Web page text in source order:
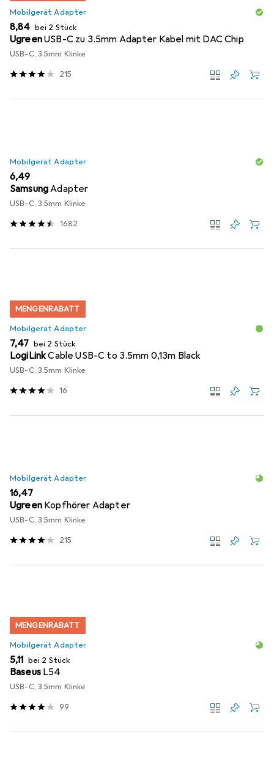
Mobilgerät Adapter
EUR
8,84 bei 2 Stück
UgreenUSB-C zu 3.5mm Adapter Kabel mit DAC Chip
USB-C, 3.5mm Klinke
215
Mobilgerät Adapter
EUR
6,49
SamsungAdapter
USB-C, 3.5mm Klinke
1682
MENGENRABATT
Mobilgerät Adapter
EUR
7,47 bei 2 Stück
LogiLinkCable USB-C to 3.5mm 0,13m Black
USB-C, 3.5mm Klinke
16
Mobilgerät Adapter
EUR
16,47
Ugreen Kopfhörer Adapter
USB-C, 3.5mm Klinke
215
MENGENRABATT
Mobilgerät Adapter
EUR
5,11 bei 2 Stück
Baseus L54
USB-C, 3.5mm Klinke
99